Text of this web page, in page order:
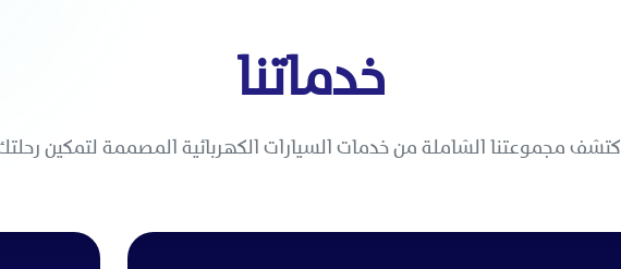
خدماتنا
اكتشف مجموعتنا الشاملة من خدمات السيارات الكهربائية المصممة لتمكين